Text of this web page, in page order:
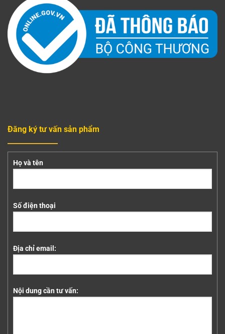
Đăng ký tư vấn sản phẩm
Họ và tên
Số điện thoại
Địa chỉ email:
Nội dung cần tư vấn: